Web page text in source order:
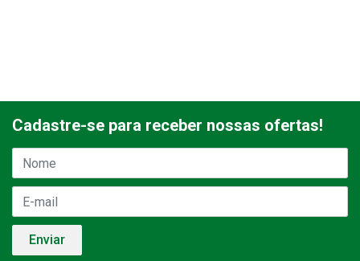
Cadastre-se para receber nossas ofertas!